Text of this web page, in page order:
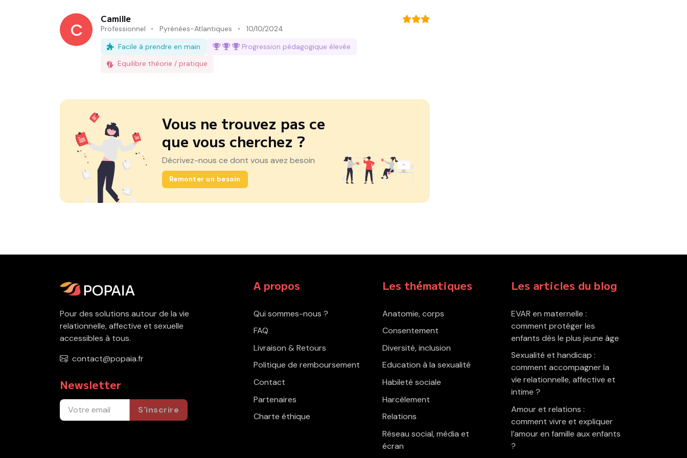
C Camille
Professionnel Pyrénées-Atlantiques 10/10/2024
Facile à prendre en main Progression pédagogique élevée
Equilibre théorie / pratique
Vous ne trouvez pas ce
que vous cherchez ?
Décrivez-nous ce dont vous avez besoin
Remonter un besoin
Pour des solutions autour de la vie
relationnelle, affective et sexuelle
accessibles à tous.
contact@popaia.fr
Newsletter
S'inscrire
A propos
Qui sommes-nous ?
FAQ
Livraison & Retours
Politique de remboursement
Contact
Partenaires
Charte éthique
Les thématiques
Anatomie, corps
Consentement
Diversité, inclusion
Education à la sexualité
Habileté sociale
Harcèlement
Relations
Réseau social, média et
écran
Les articles du blog
EVAR en maternelle :
comment protéger les
enfants dès le plus jeune âge
Sexualité et handicap :
comment accompagner la
vie relationnelle, affective et
intime ?
Amour et relations :
comment vivre et expliquer
l’amour en famille aux enfants
?